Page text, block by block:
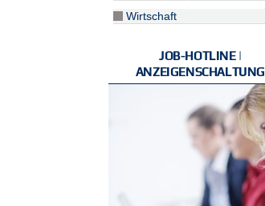
Wirtschaft
JOB-HOTLINE |
ANZEIGENSCHALTUNG